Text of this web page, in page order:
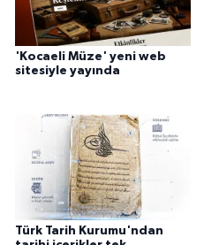
'Kocaeli Müze' yeni web
sitesiyle yayında
Türk Tarih Kurumu'ndan